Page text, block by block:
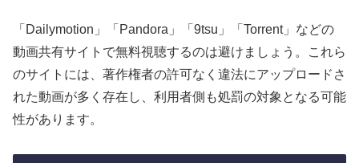
「Dailymotion」「Pandora」「9tsu」「Torrent」などの
動画共有サイトで無料視聴するのは避けましょう。これら
のサイトには、著作権者の許可なく違法にアップロードさ
れた動画が多く存在し、利用者側も処罰の対象となる可能
性があります。